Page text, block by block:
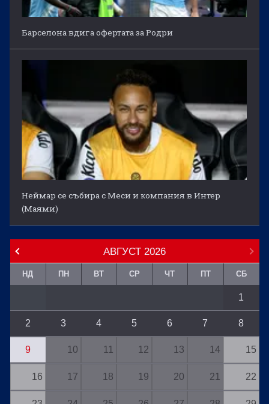
Барселона вдига офертата за Родри
Неймар се събира с Меси и компания в Интер
(Маями)
АВГУСТ 2026
НД ПН ВТ СР ЧТ ПТ СБ
1
2 3 4 5 6 7 8
9 10 11 12 13 14 15
16 17 18 19 20 21 22